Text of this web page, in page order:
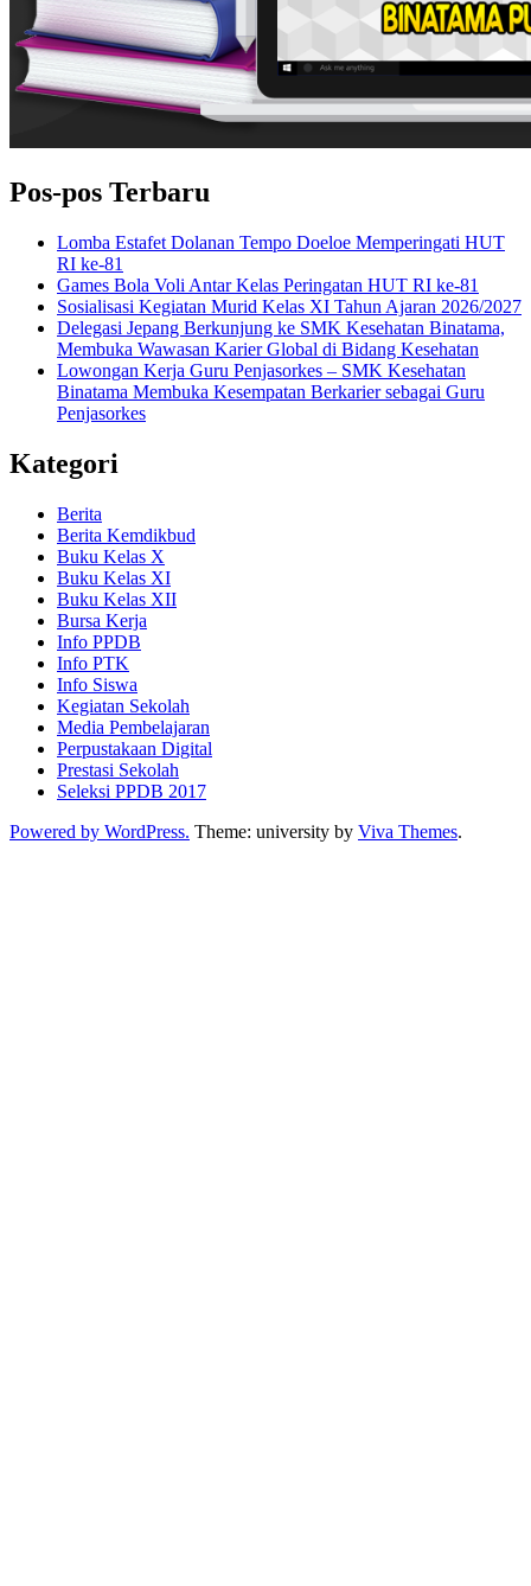
Pos-pos Terbaru
Lomba Estafet Dolanan Tempo Doeloe Memperingati HUT
RI ke-81
Games Bola Voli Antar Kelas Peringatan HUT RI ke-81
Sosialisasi Kegiatan Murid Kelas XI Tahun Ajaran 2026/2027
Delegasi Jepang Berkunjung ke SMK Kesehatan Binatama,
Membuka Wawasan Karier Global di Bidang Kesehatan
Lowongan Kerja Guru Penjasorkes – SMK Kesehatan
Binatama Membuka Kesempatan Berkarier sebagai Guru
Penjasorkes
Kategori
Berita
Berita Kemdikbud
Buku Kelas X
Buku Kelas XI
Buku Kelas XII
Bursa Kerja
Info PPDB
Info PTK
Info Siswa
Kegiatan Sekolah
Media Pembelajaran
Perpustakaan Digital
Prestasi Sekolah
Seleksi PPDB 2017
Powered by WordPress. Theme: university by Viva Themes.